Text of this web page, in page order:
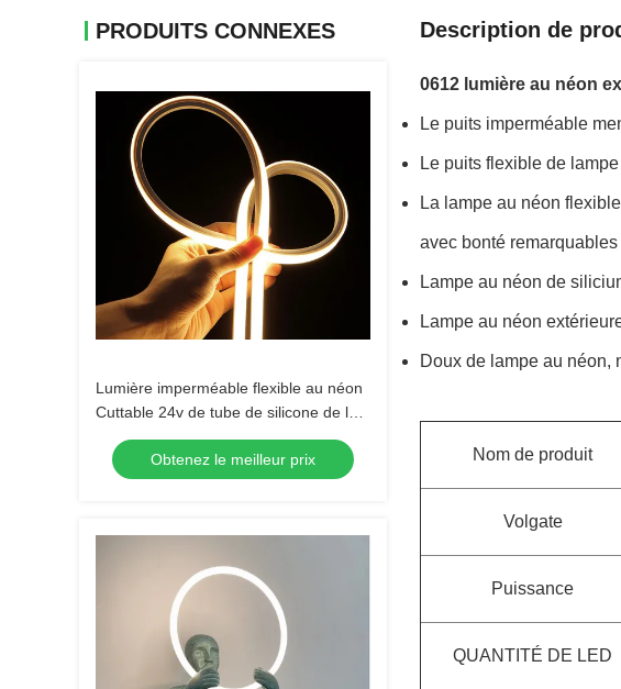
PRODUITS CONNEXES
Lumière imperméable flexible au néon
Cuttable 24v de tube de silicone de la
lumière de bande IP65 LED
Obtenez le meilleur prix
Description de
0612 lumière au néon
Le puits imperméable
Le puits flexible de
La lampe au néon
avec bonté remarquables
Lampe au néon de
Lampe au néon
Doux de lampe au néon,
Nom de produit
Volgate
Puissance
QUANTITÉ DE LED